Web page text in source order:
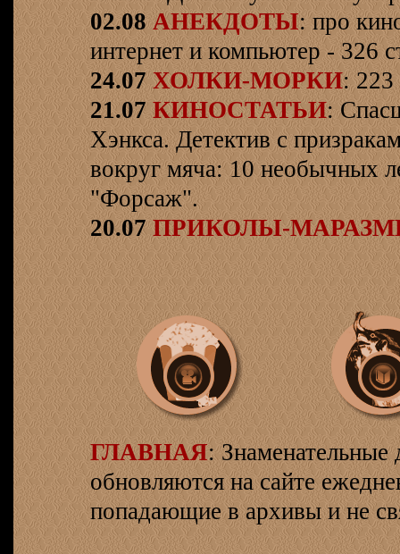
02.08 АНЕКДОТЫ: про
интернет и компьютер - 326
24.07 ХОЛКИ-МОРКИ: 223
21.07 КИНОСТАТЬИ:
Хэнкса. Детектив с
вокруг мяча: 10 необычных
"Форсаж".
20.07 ПРИКОЛЫ-
ГЛАВНАЯ: Знаменательные
обновляются на сайте
попадающие в архивы и не